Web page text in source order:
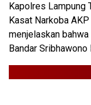
Kapolres Lampung
Kasat Narkoba
menjelaskan
Bandar Sribhawono